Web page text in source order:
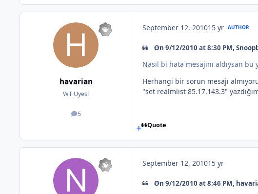
havarian
WT Uyesi
5
posts
September 12, 201015 yr AUTHOR
On 9/12/2010 at 8:30 PM,
Nasıl bi hata mesajını aldıysan
Herhangi bir sorun mesajı
"set realmlist 85.17.143.3"
Quote
September 12, 201015 yr
On 9/12/2010 at 8:46 PM,